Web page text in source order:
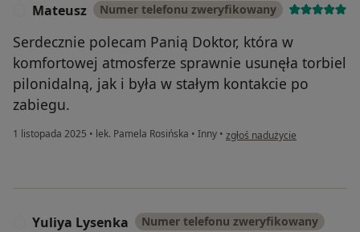
Mateusz Numer telefonu zweryfikowany
Serdecznie polecam Panią Doktor, która w
komfortowej atmosferze sprawnie usunęła torbiel
pilonidalną, jak i była w stałym kontakcie po
zabiegu.
1 listopada 2025 • lek. Pamela Rosińska • Inny • w opinii użytkownika Mateusz
zgłoś nadużycie
Yuliya Lysenka Numer telefonu zweryfikowany